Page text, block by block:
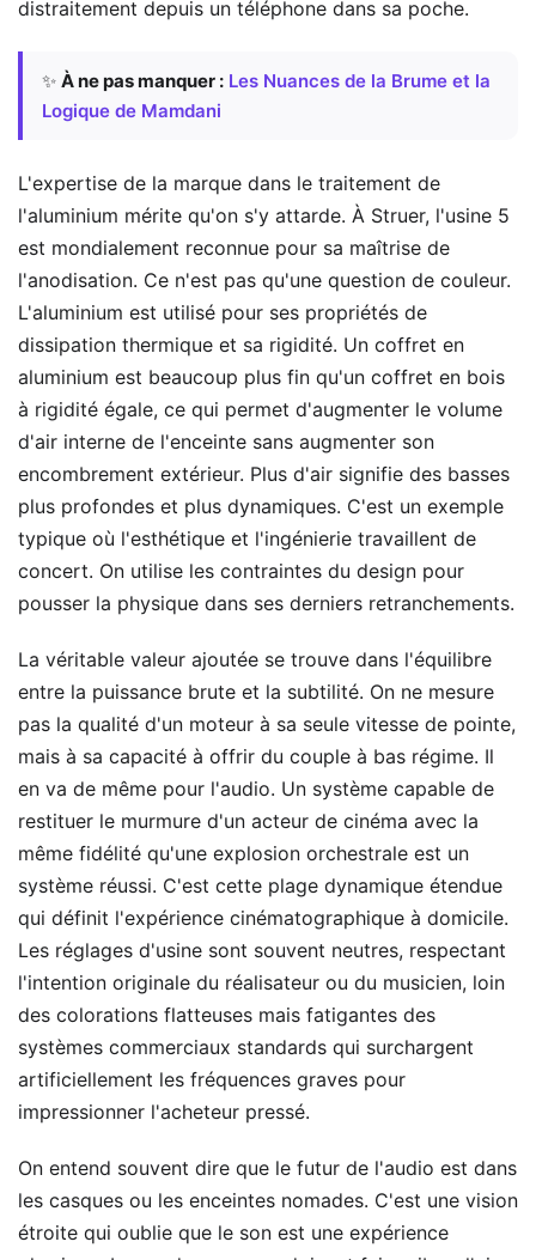
distraitement depuis un téléphone dans sa poche.
✨ À ne pas manquer : Les Nuances de la Brume et la
Logique de Mamdani
L'expertise de la marque dans le traitement de
l'aluminium mérite qu'on s'y attarde. À Struer, l'usine 5
est mondialement reconnue pour sa maîtrise de
l'anodisation. Ce n'est pas qu'une question de couleur.
L'aluminium est utilisé pour ses propriétés de
dissipation thermique et sa rigidité. Un coffret en
aluminium est beaucoup plus fin qu'un coffret en bois
à rigidité égale, ce qui permet d'augmenter le volume
d'air interne de l'enceinte sans augmenter son
encombrement extérieur. Plus d'air signifie des basses
plus profondes et plus dynamiques. C'est un exemple
typique où l'esthétique et l'ingénierie travaillent de
concert. On utilise les contraintes du design pour
pousser la physique dans ses derniers retranchements.
La véritable valeur ajoutée se trouve dans l'équilibre
entre la puissance brute et la subtilité. On ne mesure
pas la qualité d'un moteur à sa seule vitesse de pointe,
mais à sa capacité à offrir du couple à bas régime. Il
en va de même pour l'audio. Un système capable de
restituer le murmure d'un acteur de cinéma avec la
même fidélité qu'une explosion orchestrale est un
système réussi. C'est cette plage dynamique étendue
qui définit l'expérience cinématographique à domicile.
Les réglages d'usine sont souvent neutres, respectant
l'intention originale du réalisateur ou du musicien, loin
des colorations flatteuses mais fatigantes des
systèmes commerciaux standards qui surchargent
artificiellement les fréquences graves pour
impressionner l'acheteur pressé.
On entend souvent dire que le futur de l'audio est dans
les casques ou les enceintes nomades. C'est une vision
étroite qui oublie que le son est une expérience